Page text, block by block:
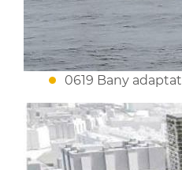
0619 Bany adaptat